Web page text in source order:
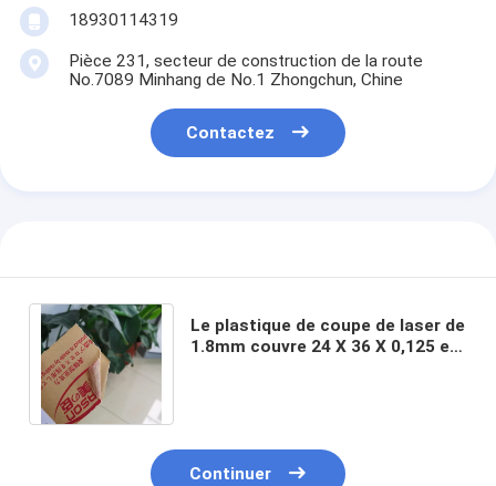
18930114319
Pièce 231, secteur de construction de la route
No.7089 Minhang de No.1 Zhongchun, Chine
Contactez
Le plastique de coupe de laser de
1.8mm couvre 24 X 36 X 0,125 en
Continuer